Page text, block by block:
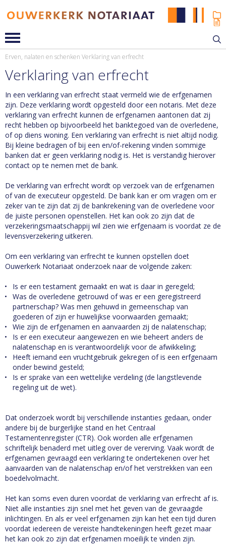
Erven, nalaten en schenken Verklaring van erfrecht
Verklaring van erfrecht
In een verklaring van erfrecht staat vermeld wie de erfgenamen
zijn. Deze verklaring wordt opgesteld door een notaris. Met deze
verklaring van erfrecht kunnen de erfgenamen aantonen dat zij
recht hebben op bijvoorbeeld het banktegoed van de overledene,
of op diens woning. Een verklaring van erfrecht is niet altijd nodig.
Bij kleine bedragen of bij een en/of-rekening vinden sommige
banken dat er geen verklaring nodig is. Het is verstandig hierover
contact op te nemen met de bank.
De verklaring van erfrecht wordt op verzoek van de erfgenamen
of van de executeur opgesteld. De bank kan er om vragen om er
zeker van te zijn dat zij de bankrekening van de overledene voor
de juiste personen openstellen. Het kan ook zo zijn dat de
verzekeringsmaatschappij wil zien wie erfgenaam is voordat ze de
levensverzekering uitkeren.
Om een verklaring van erfrecht te kunnen opstellen doet
Ouwerkerk Notariaat onderzoek naar de volgende zaken:
Is er een testament gemaakt en wat is daar in geregeld;
Was de overledene getrouwd of was er een geregistreerd
partnerschap? Was men gehuwd in gemeenschap van
goederen of zijn er huwelijkse voorwaarden gemaakt;
Wie zijn de erfgenamen en aanvaarden zij de nalatenschap;
Is er een executeur aangewezen en wie beheert anders de
nalatenschap en is verantwoordelijk voor de afwikkeling;
Heeft iemand een vruchtgebruik gekregen of is een erfgenaam
onder bewind gesteld;
Is er sprake van een wettelijke verdeling (de langstlevende
regeling uit de wet).
Dat onderzoek wordt bij verschillende instanties gedaan, onder
andere bij de burgerlijke stand en het Centraal
Testamentenregister (CTR). Ook worden alle erfgenamen
schriftelijk benaderd met uitleg over de vererving. Vaak wordt de
erfgenamen gevraagd een verklaring te ondertekenen over het
aanvaarden van de nalatenschap en/of het verstrekken van een
boedelvolmacht.
Het kan soms even duren voordat de verklaring van erfrecht af is.
Niet alle instanties zijn snel met het geven van de gevraagde
inlichtingen. En als er veel erfgenamen zijn kan het een tijd duren
voordat iedereen de vereiste handtekeningen heeft gezet maar
het kan ook zo zijn dat erfgenamen moeilijk te vinden zijn.